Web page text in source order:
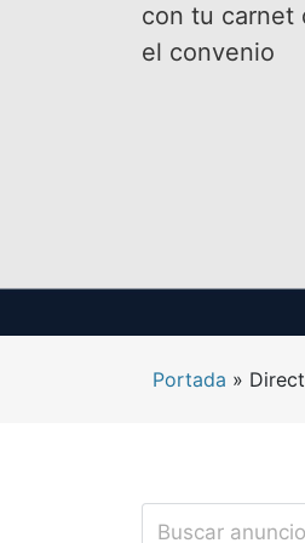
con tu carnet
el convenio
Portada »